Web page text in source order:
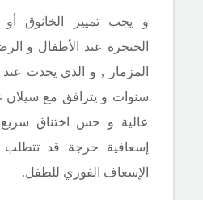
و يجب تمييز
الخانوق
الحنجرة عند الأطفال و
سنوات و يترافق مع سيلان
عالية و حس اختناق
إسعافية حرجة قد تتطلب
الإسعاف الفوري للطفل.